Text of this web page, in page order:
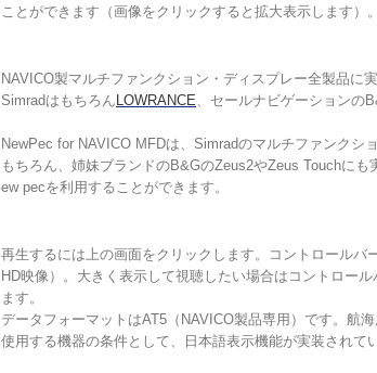
ことができます（画像をクリックすると拡大表示します）。
NAVICO製マルチファンクション・ディスプレー全製品に
Simradはもちろん LOWRANCE、セールナビゲーションの
NewPec for NAVICO MFDは、Simradのマルチファンク
もちろん、姉妹ブランドのB&GのZeus2やZeus Touchに
ew pecを利用することができます。
再生するには上の画面をクリックします。コントロール
HD映像）。大きく表示して視聴したい場合はコントロー
ます。
データフォーマットはAT5（NAVICO製品専用）です。航海
使用する機器の条件として、日本語表示機能が実装されて